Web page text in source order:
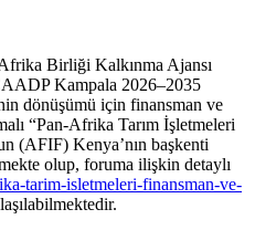
Birliği Kalkınma Ajansı
Kampala 2026–2035
dönüşümü için finansman ve
“Pan-Afrika Tarım İşletmeleri
(AFIF) Kenya’nın başkenti
olup, foruma ilişkin detaylı
tarim-isletmeleri-finansman-ve-